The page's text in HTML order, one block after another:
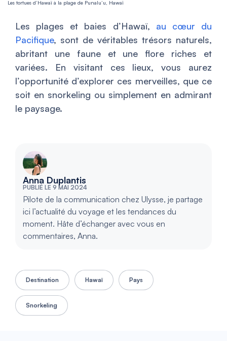
Les tortues d’Hawaï à la plage de Punalu’u, Hawaï
Les plages et baies d’Hawaï, au cœur du
Pacifique, sont de véritables trésors naturels,
abritant une faune et une flore riches et
variées. En visitant ces lieux, vous aurez
l’opportunité d’explorer ces merveilles, que ce
soit en snorkeling ou simplement en admirant
le paysage.
Anna Duplantis
PUBLIÉ LE 9 MAI 2024
Pilote de la communication chez Ulysse, je partage
ici l’actualité du voyage et les tendances du
moment. Hâte d’échanger avec vous en
commentaires, Anna.
Destination Hawaï Pays
Snorkeling